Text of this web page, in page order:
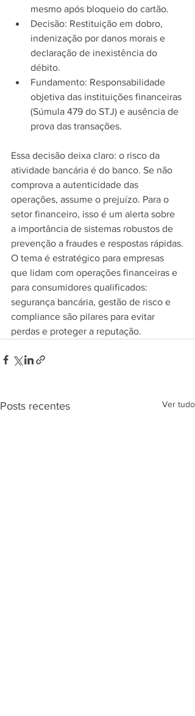
mesmo após bloqueio do cartão.
Decisão: Restituição em dobro,
indenização por danos morais e
declaração de inexistência do
débito.
Fundamento: Responsabilidade
objetiva das instituições financeiras
(Súmula 479 do STJ) e ausência de
prova das transações.
Essa decisão deixa claro: o risco da
atividade bancária é do banco. Se não
comprova a autenticidade das
operações, assume o prejuízo. Para o
setor financeiro, isso é um alerta sobre
a importância de sistemas robustos de
prevenção a fraudes e respostas rápidas.
O tema é estratégico para empresas
que lidam com operações financeiras e
para consumidores qualificados:
segurança bancária, gestão de risco e
compliance são pilares para evitar
perdas e proteger a reputação.
Posts recentes Ver tudo